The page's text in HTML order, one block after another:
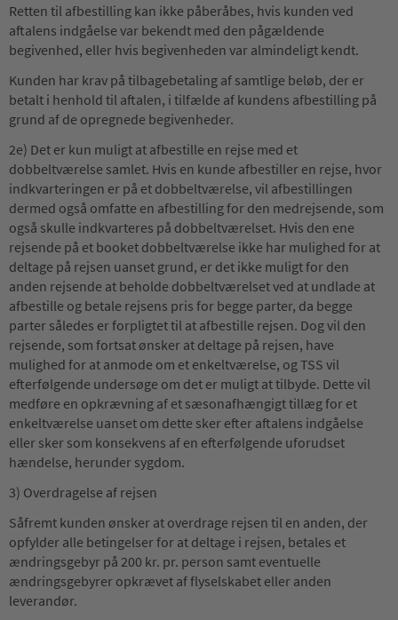
Retten til afbestilling kan ikke påberåbes, hvis kunden ved
aftalens indgåelse var bekendt med den pågældende
begivenhed, eller hvis begivenheden var almindeligt kendt.
Kunden har krav på tilbagebetaling af samtlige beløb, der er
betalt i henhold til aftalen, i tilfælde af kundens afbestilling på
grund af de opregnede begivenheder.
2e) Det er kun muligt at afbestille en rejse med et
dobbeltværelse samlet. Hvis en kunde afbestiller en rejse, hvor
indkvarteringen er på et dobbeltværelse, vil afbestillingen
dermed også omfatte en afbestilling for den medrejsende, som
også skulle indkvarteres på dobbeltværelset. Hvis den ene
rejsende på et booket dobbeltværelse ikke har mulighed for at
deltage på rejsen uanset grund, er det ikke muligt for den
anden rejsende at beholde dobbeltværelset ved at undlade at
afbestille og betale rejsens pris for begge parter, da begge
parter således er forpligtet til at afbestille rejsen. Dog vil den
rejsende, som fortsat ønsker at deltage på rejsen, have
mulighed for at anmode om et enkeltværelse, og TSS vil
efterfølgende undersøge om det er muligt at tilbyde. Dette vil
medføre en opkrævning af et sæsonafhængigt tillæg for et
enkeltværelse uanset om dette sker efter aftalens indgåelse
eller sker som konsekvens af en efterfølgende uforudset
hændelse, herunder sygdom.
3) Overdragelse af rejsen
Såfremt kunden ønsker at overdrage rejsen til en anden, der
opfylder alle betingelser for at deltage i rejsen, betales et
ændringsgebyr på 200 kr. pr. person samt eventuelle
ændringsgebyrer opkrævet af flyselskabet eller anden
leverandør.